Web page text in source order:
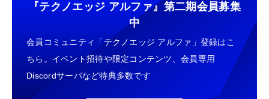
『テクノエッジ アルファ』 第二期会員募集
中
会員コミュニティ「テクノエッジ アルファ」登録はこ
ちら。イベント招待や限定コンテンツ、会員専用
Discordサーバなど特典多数です